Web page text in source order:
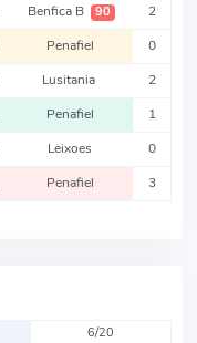
Benfica B 90 2
Penafiel 0
Lusitania 2
Penafiel 1
Leixoes 0
Penafiel 3
6/20